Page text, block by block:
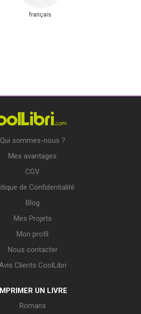
français
Qui sommes-nous ?
Mes avantages
CGV
de Confidentialité
Blog
Mes Projets
Mon profil
Nous contacter
Clients CoolLibri
UN LIVRE
Romans